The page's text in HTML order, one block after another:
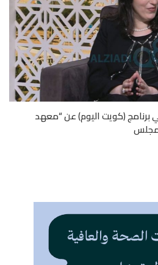
برنامج (كويت اليوم) عن “معهد